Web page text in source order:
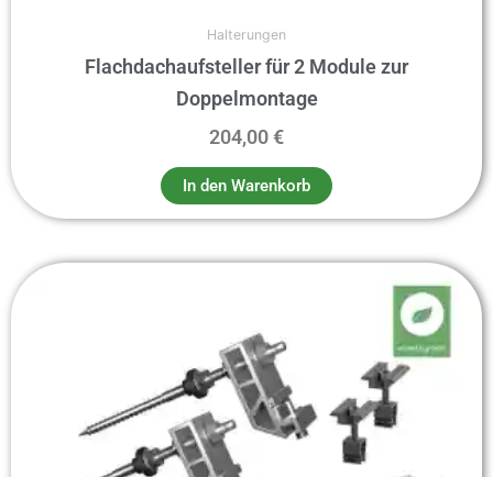
Halterungen
Flachdachaufsteller für 2 Module zur
Doppelmontage
204,00€
In den Warenkorb